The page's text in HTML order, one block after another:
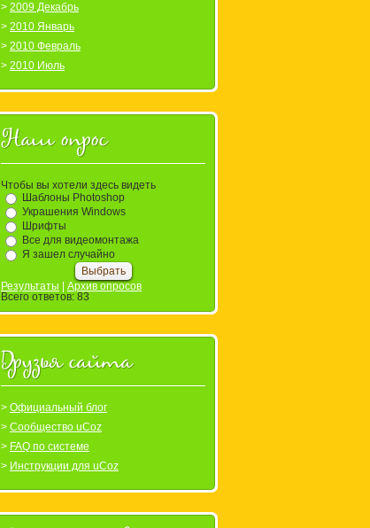
2009 Декабрь
2010 Январь
2010 Февраль
2010 Июль
Наш опрос
Чтобы вы хотели здесь видеть
Шаблоны Photoshop
Украшения Windows
Шрифты
Все для видеомонтажа
Я зашел случайно
Результаты
Архив опросов
Всего ответов: 83
Друзья сайта
Официальный блог
Сообщество uCoz
FAQ по системе
Инструкции для uCoz